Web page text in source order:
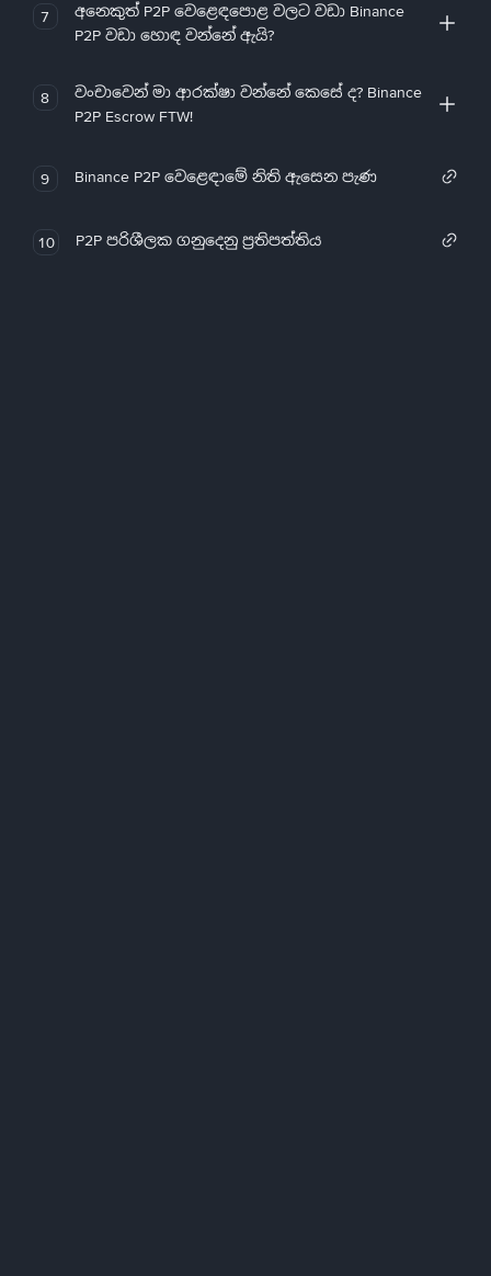
7
අනෙකුත් P2P වෙළෙඳපොළ වලට වඩා Binance
P2P වඩා හොඳ වන්නේ ඇයි?
8
වංචාවෙන් මා ආරක්ෂා වන්නේ කෙසේ ද? Binance
P2P Escrow FTW!
9 Binance P2P වෙළෙඳාමේ නිති ඇසෙන පැණ
10 P2P පරිශීලක ගනුදෙනු ප්‍රතිපත්තිය